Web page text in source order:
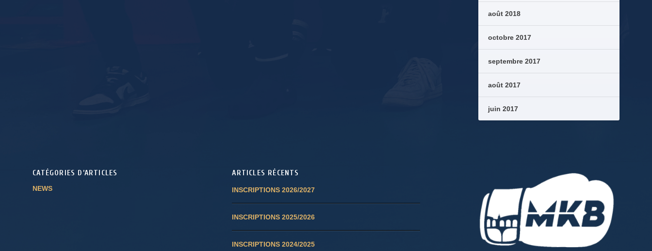
août 2018
octobre 2017
septembre 2017
août 2017
juin 2017
CATÉGORIES D’ARTICLES
NEWS
ARTICLES RÉCENTS
INSCRIPTIONS 2026/2027
INSCRIPTIONS 2025/2026
INSCRIPTIONS 2024/2025